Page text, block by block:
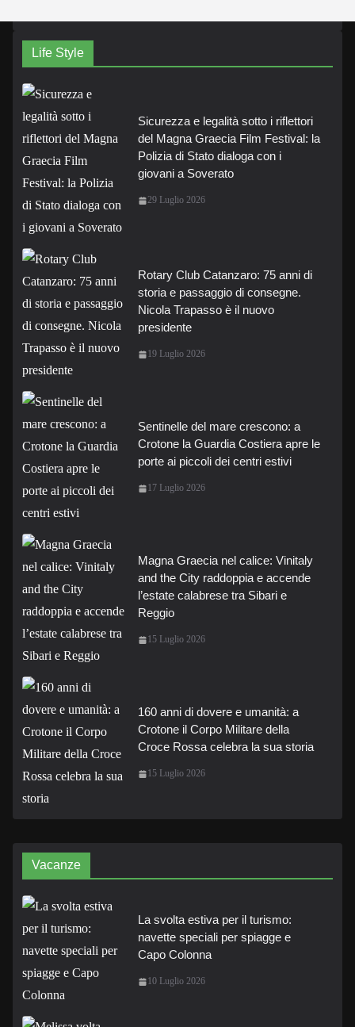
Life Style
Sicurezza e legalità sotto i riflettori
del Magna Graecia Film Festival: la
Polizia di Stato dialoga con i
giovani a Soverato
29 Luglio 2026
Rotary Club Catanzaro: 75 anni di
storia e passaggio di consegne.
Nicola Trapasso è il nuovo
presidente
19 Luglio 2026
Sentinelle del mare crescono: a
Crotone la Guardia Costiera apre le
porte ai piccoli dei centri estivi
17 Luglio 2026
Magna Graecia nel calice: Vinitaly
and the City raddoppia e accende
l’estate calabrese tra Sibari e
Reggio
15 Luglio 2026
160 anni di dovere e umanità: a
Crotone il Corpo Militare della
Croce Rossa celebra la sua storia
15 Luglio 2026
Vacanze
La svolta estiva per il turismo:
navette speciali per spiagge e
Capo Colonna
10 Luglio 2026